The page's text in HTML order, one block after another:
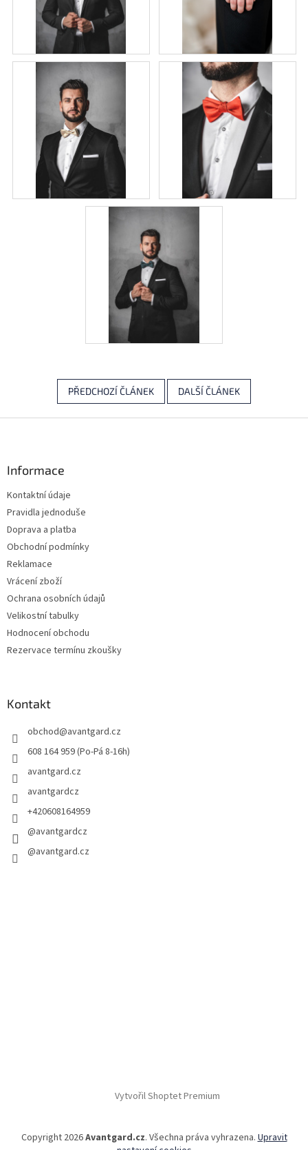
PŘEDCHOZÍ ČLÁNEK DALŠÍ ČLÁNEK
Informace
Kontaktní údaje
Pravidla jednoduše
Doprava a platba
Obchodní podmínky
Reklamace
Vrácení zboží
Ochrana osobních údajů
Velikostní tabulky
Hodnocení obchodu
Rezervace termínu zkoušky
Kontakt
obchod@avantgard.cz
608 164 959 (Po-Pá 8-16h)
avantgard.cz
avantgardcz
+420608164959
@avantgardcz
@avantgard.cz
Vytvořil Shoptet Premium
Copyright 2026Avantgard.cz. Všechna práva vyhrazena. Upravit